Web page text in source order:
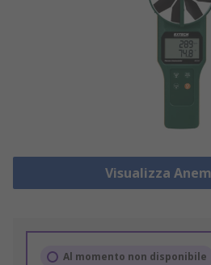
Visualizza
Al momento non disponibile